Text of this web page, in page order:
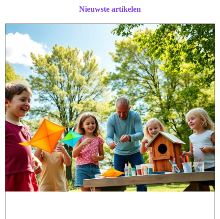
Nieuwste artikelen